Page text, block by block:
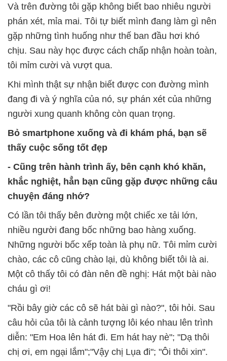
Và trên đường tôi gặp không biết bao nhiêu người
phán xét, mỉa mai. Tôi tự biết mình đang làm gì nên
gặp những tình huống như thế ban đầu hơi khó
chịu. Sau này học được cách chấp nhận hoàn toàn,
tôi mỉm cười và vượt qua.
Khi mình thật sự nhận biết được con đường mình
đang đi và ý nghĩa của nó, sự phán xét của những
người xung quanh không còn quan trọng.
Bỏ smartphone xuống và đi khám phá, bạn sẽ
thấy cuộc sống tốt đẹp
- Cũng trên hành trình ấy, bên cạnh khó khăn,
khắc nghiệt, hẳn bạn cũng gặp được những câu
chuyện đáng nhớ?
Có lần tôi thấy bên đường một chiếc xe tải lớn,
nhiều người đang bốc những bao hàng xuống.
Những người bốc xếp toàn là phụ nữ. Tôi mỉm cười
chào, các cô cũng chào lại, dù không biết tôi là ai.
Một cô thấy tôi có đàn nên đề nghị: Hát một bài nào
cháu gì ơi!
"Rồi bây giờ các cô sẽ hát bài gì nào?", tôi hỏi. Sau
câu hỏi của tôi là cảnh tượng lôi kéo nhau lên trình
diễn: "Em Hoa lên hát đi. Em hát hay nè"; "Dạ thôi
chị ơi, em ngại lắm";"Vậy chị Lụa đi"; "Ôi thôi xin".